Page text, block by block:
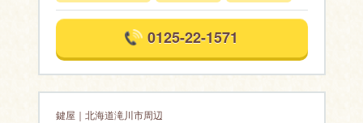
0125-22-1571
鍵屋｜北海道滝川市周辺